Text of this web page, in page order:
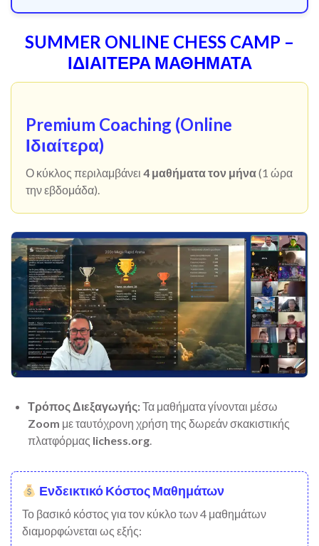
SUMMER ONLINE CHESS CAMP –
ΙΔΙΑΙΤΕΡΑ ΜΑΘΗΜΑΤΑ
Premium Coaching (Online
Ιδιαίτερα)
Ο κύκλος περιλαμβάνει 4 μαθήματα τον μήνα(1 ώρα
την εβδομάδα).
Τρόπος Διεξαγωγής:Τα μαθήματα γίνονται μέσω
Zoom με ταυτόχρονη χρήση της δωρεάν σκακιστικής
πλατφόρμας lichess.org
Ενδεικτικό Κόστος Μαθημάτων
Το βασικό κόστος για τον κύκλο των 4 μαθημάτων
διαμορφώνεται ως εξής: